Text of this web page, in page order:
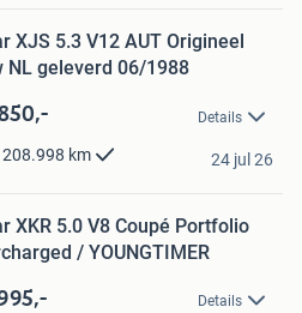
5.3 V12 AUT Origineel
NL geleverd 06/1988
Details
208.998 km 24 jul 26
XKR 5.0 V8 Coupé Portfolio
/ YOUNGTIMER
Details